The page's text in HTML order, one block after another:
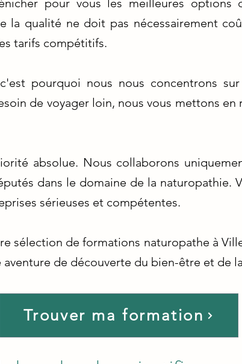
pour vous les meilleures options
la qualité ne doit pas nécessairement
tarifs compétitifs.
pourquoi nous nous concentrons
de voyager loin, nous vous mettons
absolue. Nous collaborons
dans le domaine de la naturopathie.
sérieuses et compétentes.
sélection de formations naturopathe à
de découverte du bien-être et de
Trouver ma formation